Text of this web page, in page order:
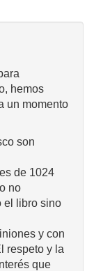
hemos
un momento
son
de 1024
no
el libro sino
y con
respeto y la
que